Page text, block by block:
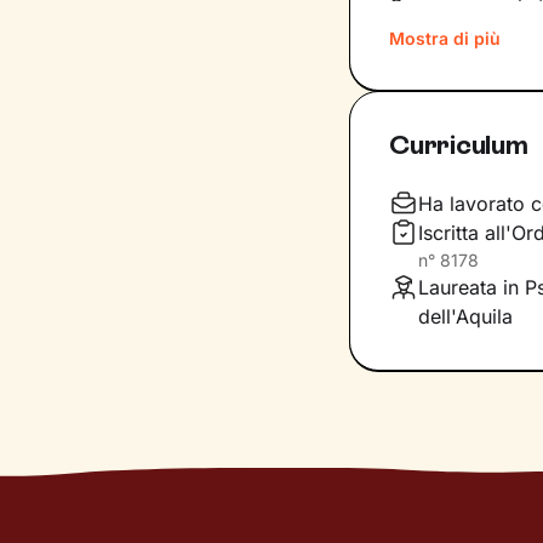
Conoscere noi
quinte:
aiutandoti a far
definiscono ma
Questo ti
individuare
Mostra di più
Curriculum
Ha lavorato
Iscritta
n° 8178
Laureata in
dell'Aquila